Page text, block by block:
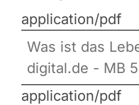
application/pdf
Was ist das
digital.de - MB
application/pdf